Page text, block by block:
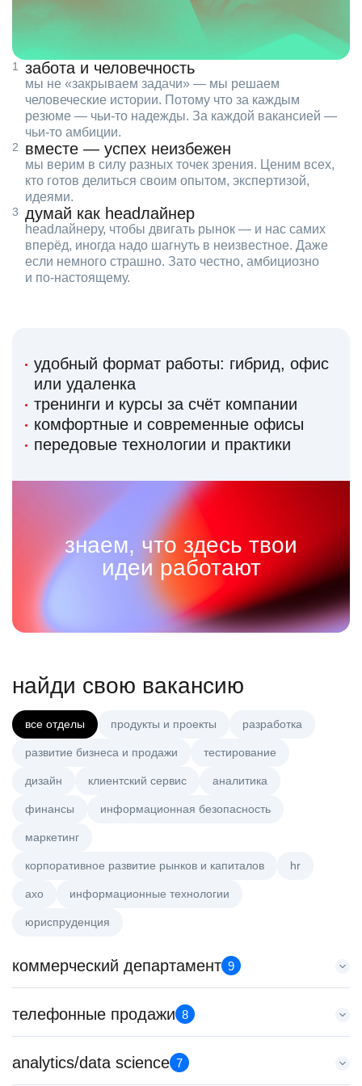
забота и человечность
мы не «закрываем задачи» — мы решаем
человеческие истории. Потому что за каждым
резюме — чьи‑то надежды. За каждой вакансией —
чьи‑то амбиции.
вместе — успех неизбежен
мы верим в силу разных точек зрения. Ценим всех,
кто готов делиться своим опытом, экспертизой,
идеями.
думай как headлайнер
headлайнеру, чтобы двигать рынок — и нас самих
вперёд, иногда надо шагнуть в неизвестное. Даже
если немного страшно. Зато честно, амбициозно
и по‑настоящему.
удобный формат работы: гибрид, офис
или удаленка
тренинги и курсы за счёт компании
комфортные и современные офисы
передовые технологии и практики
знаем, что здесь твои
идеи работают
найди свою вакансию
все отделы продукты и проекты разработка
развитие бизнеса и продажи тестирование
дизайн клиентский сервис аналитика
финансы информационная безопасность
маркетинг
корпоративное развитие рынков и капиталов hr
axo информационные технологии
юриспруденция
коммерческий департамент 9
Key Account Manager (EdTech)
HeadHunter::Коммерческий департамент
150000 ₽
телефонные продажи 8
Менеджер по привлечению клиентов (B2B)
HeadHunter::Телефонные продажи
analytics/data science 7